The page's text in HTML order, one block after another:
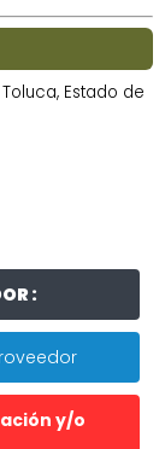
Estado de
:
y/o